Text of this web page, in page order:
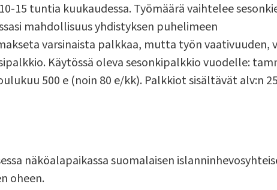
15 tuntia kuukaudessa. Työmäärä vaihtelee
mahdollisuus yhdistyksen puhelimeen
varsinaista palkkaa, mutta työn vaativuuden,
Käytössä oleva sesonkipalkkio vuodelle:
500 e (noin 80 e/kk). Palkkiot sisältävät alv:n
näköalapaikassa suomalaisen
oheen.